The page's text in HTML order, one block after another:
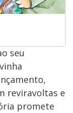
seu
reviravoltas e
promete